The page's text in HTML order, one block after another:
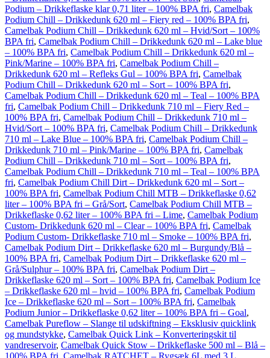
Podium – Drikkeflaske klar 0,71 liter – 100% BPA fri, Camelbak
Podium Chill – Drikkedunk 620 ml – Fiery red – 100% BPA fri,
Camelbak Podium Chill – Drikkedunk 620 ml – Hvid/Sort – 100%
BPA fri, Camelbak Podium Chill – Drikkedunk 620 ml – Lake blue
– 100% BPA fri, Camelbak Podium Chill – Drikkedunk 620 ml –
Pink/Marine – 100% BPA fri, Camelbak Podium Chill –
Drikkedunk 620 ml – Refleks Gul – 100% BPA fri, Camelbak
Podium Chill – Drikkedunk 620 ml – Sort – 100% BPA fri,
Camelbak Podium Chill – Drikkedunk 620 ml – Teal – 100% BPA
fri, Camelbak Podium Chill – Drikkedunk 710 ml – Fiery Red –
100% BPA fri, Camelbak Podium Chill – Drikkedunk 710 ml –
Hvid/Sort – 100% BPA fri, Camelbak Podium Chill – Drikkedunk
710 ml – Lake Blue – 100% BPA fri, Camelbak Podium Chill –
Drikkedunk 710 ml – Pink/Marine – 100% BPA fri, Camelbak
Podium Chill – Drikkedunk 710 ml – Sort – 100% BPA fri,
Camelbak Podium Chill – Drikkedunk 710 ml – Teal – 100% BPA
fri, Camelbak Podium Chill Dirt – Drikkedunk 620 ml – Sort –
100% BPA fri, Camelbak Podium Chill MTB – Drikkeflaske 0,62
liter – 100% BPA fri – Grå/Sort, Camelbak Podium Chill MTB –
Drikkeflaske 0,62 liter – 100% BPA fri – Lime, Camelbak Podium
Custom- Drikkedunk 620 ml – Clear – 100% BPA fri, Camelbak
Podium Custom- Drikkeflaske 710 ml – Smoke – 100% BPA fri,
Camelbak Podium Dirt – Drikkeflaske 620 ml – Burgundy/Blå –
100% BPA fri, Camelbak Podium Dirt – Drikkeflaske 620 ml –
Grå/Sulphur – 100% BPA fri, Camelbak Podium Dirt –
Drikkeflaske 620 ml – Sort – 100% BPA fri, Camelbak Podium Ice
– Drikkeflaske 620 ml – hvid – 100% BPA fri, Camelbak Podium
Ice – Drikkeflaske 620 ml – Sort – 100% BPA fri, Camelbak
Podium Junior – Drikkeflaske 0,62 liter – 100% BPA fri – Goal,
Camelbak Pureflow – Slange til udskiftning – Eksklusiv quicklink
og mundstykke, Camelbak Quick Link – Konverteringskit til
vandreservoir, Camelbak Quick Stow – Drikkeflaske 500 ml – Blå –
100% BPA fri Camelbak RATCHET – Rygsæk 6L med 3 L